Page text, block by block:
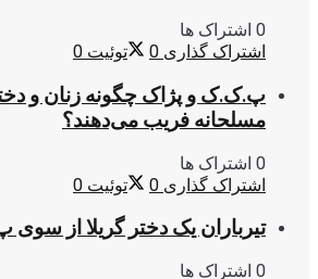
0 اشتراک ها
اشتراک گذاری 0 توئیت 0
پ.ک.ک و پژاک چگونه زنان و
مسلحانه فریب می‌دهند؟
0 اشتراک ها
اشتراک گذاری 0 توئیت 0
تیرباران یک دختر گریلا از
0 اشتراک ها